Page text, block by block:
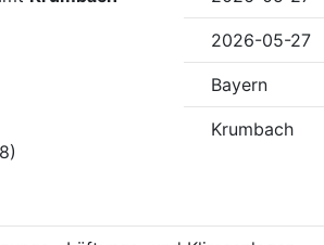
2026-05-27
Bayern
Krumbach